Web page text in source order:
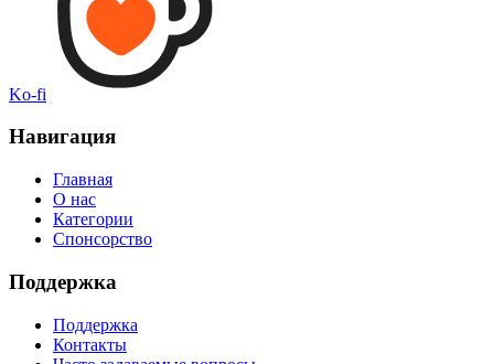
Ko-fi
Навигация
Главная
О нас
Категории
Спонсорство
Поддержка
Поддержка
Контакты